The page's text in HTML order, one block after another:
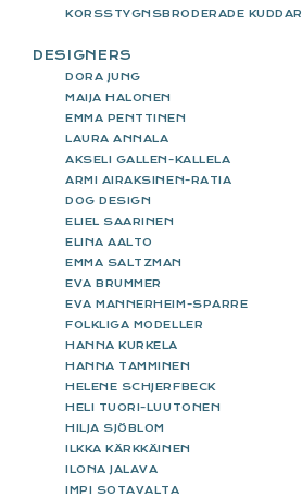
KORSSTYGNSBRODERADE KUDDAR
DESIGNERS
DORA JUNG
MAIJA HALONEN
EMMA PENTTINEN
LAURA ANNALA
AKSELI GALLEN-KALLELA
ARMI AIRAKSINEN-RATIA
DOG DESIGN
ELIEL SAARINEN
ELINA AALTO
EMMA SALTZMAN
EVA BRUMMER
EVA MANNERHEIM-SPARRE
FOLKLIGA MODELLER
HANNA KURKELA
HANNA TAMMINEN
HELENE SCHJERFBECK
HELI TUORI-LUUTONEN
HILJA SJÖBLOM
ILKKA KÄRKKÄINEN
ILONA JALAVA
IMPI SOTAVALTA